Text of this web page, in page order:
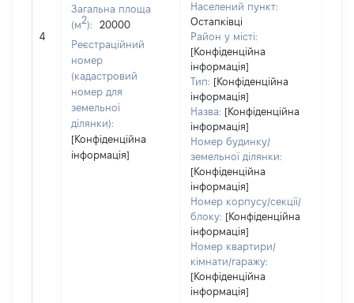
4
Загальна площа
(м2):
20000
Реєстраційний
номер
(кадастровий
номер для
земельної
ділянки):
[Конфіденційна
інформація]
Населений пункт:
Остапківці
Район у місті:
[Конфіденційна
інформація]
Тип: [Конфіденційна
інформація]
Назва: [Конфіденційна
інформація]
Номер будинку/
земельної ділянки:
[Конфіденційна
інформація]
Номер корпусу/секції/
блоку: [Конфіденційна
інформація]
Номер квартири/
кімнати/гаражу:
[Конфіденційна
інформація]